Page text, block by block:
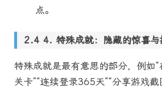
点。
4. 特殊成就：隐藏的惊喜与
特殊成就是最有意思的部分，例如
关卡”“连续登录365天”“分享游戏